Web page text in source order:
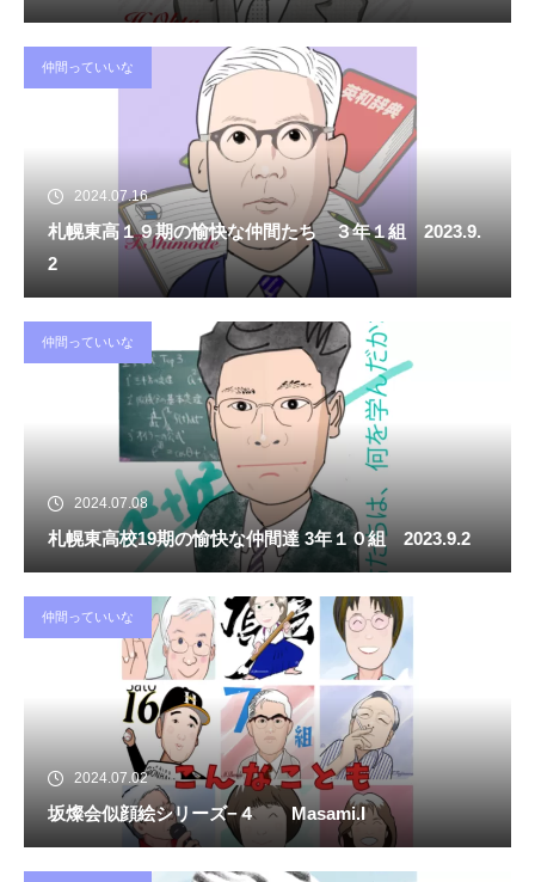
仲間っていいな
2024.07.16
札幌東高１９期の愉快な仲間たち ３年１組 2023.9.
2
仲間っていいな
2024.07.08
札幌東高校19期の愉快な仲間達 3年１０組 2023.9.2
仲間っていいな
2024.07.02
坂燦会似顔絵シリーズ−４ Masami.I